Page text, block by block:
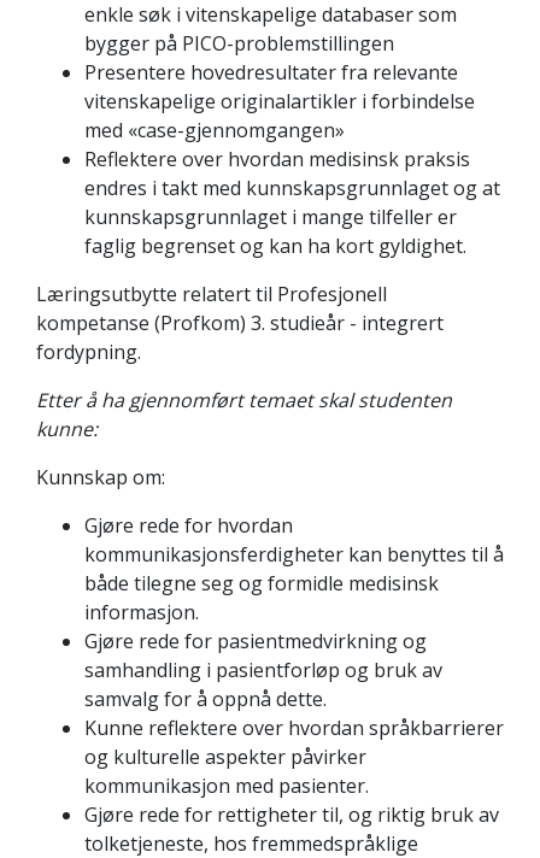
enkle søk i vitenskapelige databaser som
bygger på PICO-problemstillingen
Presentere hovedresultater fra relevante
vitenskapelige originalartikler i forbindelse
med «case-gjennomgangen»
Reflektere over hvordan medisinsk praksis
endres i takt med kunnskapsgrunnlaget og at
kunnskapsgrunnlaget i mange tilfeller er
faglig begrenset og kan ha kort gyldighet.
Læringsutbytte relatert til Profesjonell
kompetanse (Profkom) 3. studieår - integrert
fordypning.
Etter å ha gjennomført temaet skal studenten
kunne:
​​​​​​Kunnskap om:
Gjøre rede for hvordan
kommunikasjonsferdigheter kan benyttes til å
både tilegne seg og formidle medisinsk
informasjon.
Gjøre rede for pasientmedvirkning og
samhandling i pasientforløp og bruk av
samvalg for å oppnå dette.
Kunne reflektere over hvordan språkbarrierer
og kulturelle aspekter påvirker
kommunikasjon med pasienter.
Gjøre rede for rettigheter til, og riktig bruk av
tolketjeneste, hos fremmedspråklige